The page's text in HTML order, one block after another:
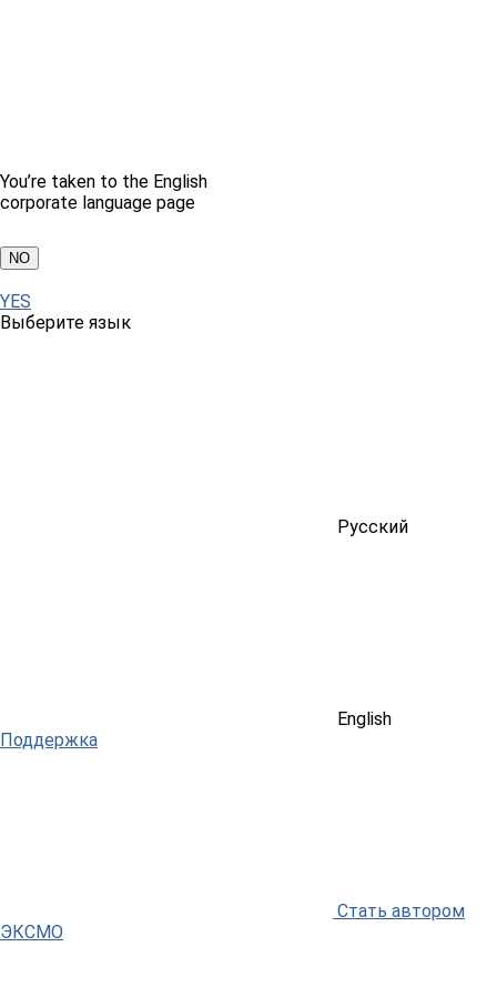
You’re taken to the English
corporate language page
NO
YES
Выберите язык
Русский
English
Поддержка
Стать автором
ЭКСМО